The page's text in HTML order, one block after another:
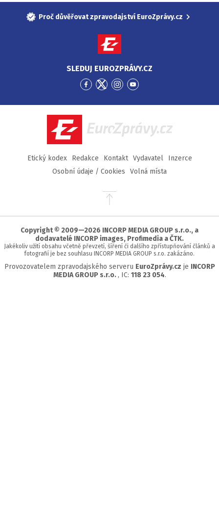
Proč důvěřovat zpravodajství EuroZprávy.cz
SLEDUJ EUROZPRÁVY.CZ
Přejít
Facebook
Přejít
Twitter
Přejít
Instagram
Přejít
YouTube
EuroZprávy.cz
Etický kodex Redakce Kontakt Vydavatel
Inzerce
Osobní údaje / Cookies
Volná místa
Přejít
stránky
Copyright © 2009—2026 INCORP MEDIA GROUP s.r.o., a
dodavatelé INCORP images, Profimedia a ČTK.
Jakékoliv užití obsahu včetně převzetí, šíření či dalšího zpřístupňování článků a
fotografií je bez souhlasu INCORP MEDIA GROUP s.r.o. zakázáno.
Provozovatelem zpravodajského serveru EuroZprávy.cz je INCORP
MEDIA GROUP s.r.o., IC: 118 23 054.